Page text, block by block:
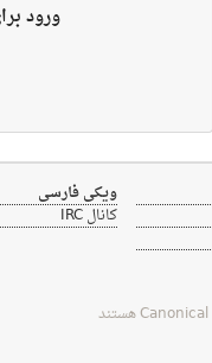
ورود
ویکی فارسی
کانال IRC